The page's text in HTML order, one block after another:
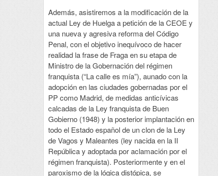
Además, asistiremos a la modificación de la
actual Ley de Huelga a petición de la CEOE y
una nueva y agresiva reforma del Código
Penal, con el objetivo inequívoco de hacer
realidad la frase de Fraga en su etapa de
Ministro de la Gobernación del régimen
franquista (“La calle es mía”), aunado con la
adopción en las ciudades gobernadas por el
PP como Madrid, de medidas anticívicas
calcadas de la Ley franquista de Buen
Gobierno (1948) y la posterior implantación en
todo el Estado español de un clon de la Ley
de Vagos y Maleantes (ley nacida en la II
República y adoptada por aclamación por el
régimen franquista). Posteriormente y en el
paroxismo de la lógica distópica, se